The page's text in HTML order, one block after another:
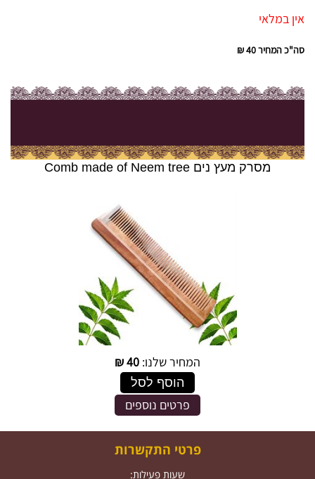
אין במלאי
סה"כ המחיר40 ₪
מסרק מעץ נים Comb made of Neem tree
המחיר שלנו: 40
₪
הוסף לסל
פרטים נוספים
פרטי התקשרות
שעות פעילות: